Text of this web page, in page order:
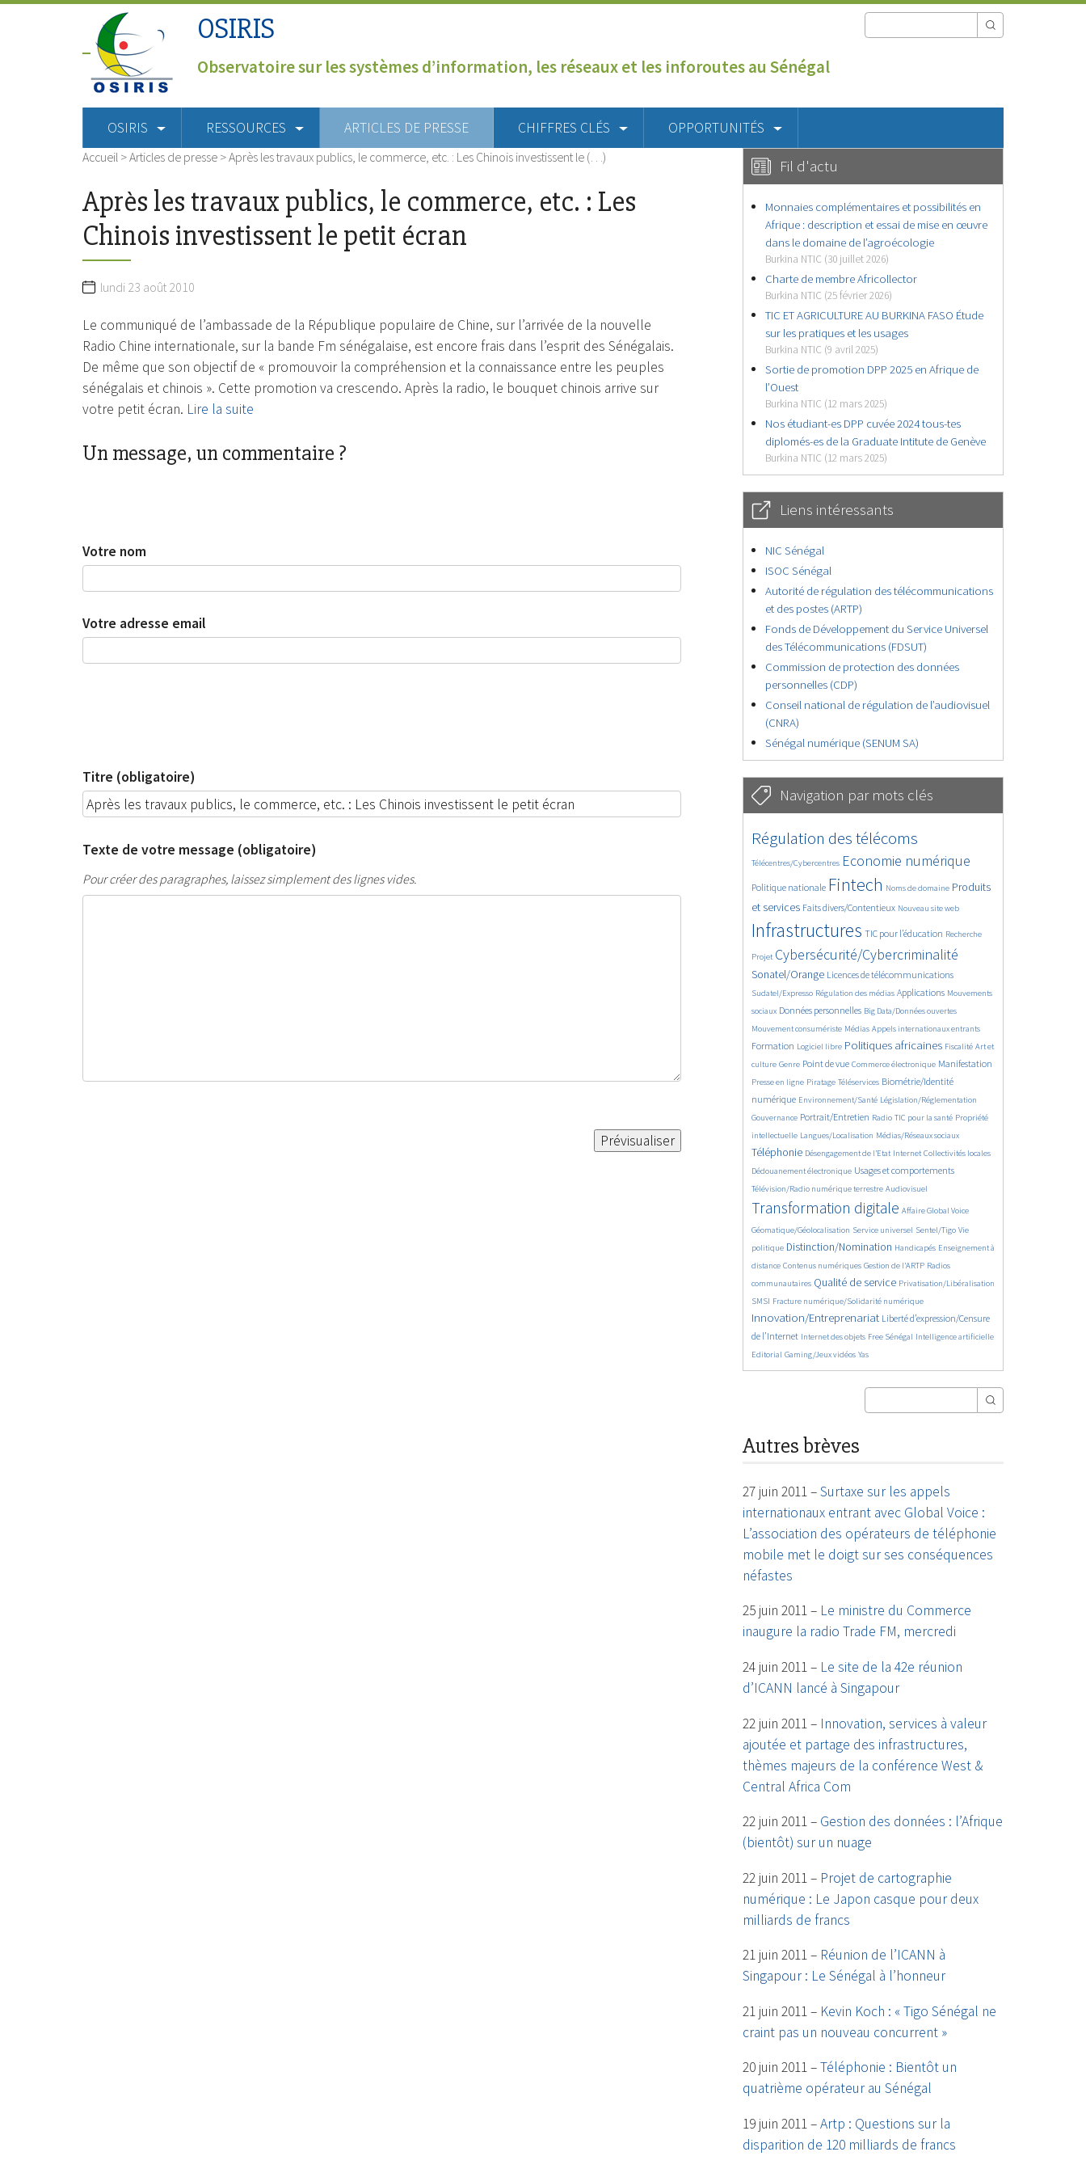
OSIRIS
Observatoire sur les systèmes d’information, les réseaux et les inforoutes au Sénégal
OSIRIS RESSOURCES ARTICLES DE PRESSE CHIFFRES CLÉS OPPORTUNITÉS
Accueil >Articles de presse >Après les travaux publics, le commerce, etc. : Les Chinois investissent le (…)
Après les travaux publics, le commerce, etc. : Les
Chinois investissent le petit écran
lundi 23 août 2010
Le communiqué de l’ambassade de la République populaire de Chine, sur l’arrivée de la nouvelle
Radio Chine internationale, sur la bande Fm sénégalaise, est encore frais dans l’esprit des Sénégalais.
De même que son objectif de « promouvoir la compréhension et la connaissance entre les peuples
sénégalais et chinois ». Cette promotion va crescendo. Après la radio, le bouquet chinois arrive sur
votre petit écran. Lire la suite
Un message, un commentaire ?
Votre nom
Votre adresse email
Titre (obligatoire)
Texte de votre message (obligatoire)
Pour créer des paragraphes, laissez simplement des lignes vides.
Fil d'actu
Monnaies complémentaires et possibilités en
Afrique : description et essai de mise en œuvre
dans le domaine de l’agroécologie
Burkina NTIC (30 juillet 2026)
Charte de membre Africollector
Burkina NTIC (25 février 2026)
TIC ET AGRICULTURE AU BURKINA FASO Étude
sur les pratiques et les usages
Burkina NTIC (9 avril 2025)
Sortie de promotion DPP 2025 en Afrique de
l’Ouest
Burkina NTIC (12 mars 2025)
Nos étudiant-es DPP cuvée 2024 tous-tes
diplomés-es de la Graduate Intitute de Genève
Burkina NTIC (12 mars 2025)
Liens intéressants
NIC Sénégal
ISOC Sénégal
Autorité de régulation des télécommunications
et des postes (ARTP)
Fonds de Développement du Service Universel
des Télécommunications (FDSUT)
Commission de protection des données
personnelles (CDP)
Conseil national de régulation de l’audiovisuel
(CNRA)
Sénégal numérique (SENUM SA)
Navigation par mots clés
4629/5557
Régulation des télécoms
362/5557
Télécentres/Cybercentres
3737/5557 Economie numérique
1862/5557
Politique nationale Fintech Noms de domaine Produits
et services
1596/5557 Faits divers/Contentieux
839/5557 Nouveau site web
5557/5557
Infrastructures
1823/5557
TIC pour l’éducation
198/5557
Recherche
247/5557
Projet
3536/5557Cybersécurité/Cybercriminalité
2303/5557
Sonatel/Orange
1611/5557 Licences de télécommunications
299/5557
Sudatel/Expresso
1015/5557 Régulation des médias
1512/5557 Applications
1103/5557
Mouvements
sociaux
1664/5557Données personnelles
146/5557 Big Data/Données ouvertes
620/5557
Mouvement consumériste
366/5557 Médias
703/5557 Appels internationaux entrants
1749/5557
Formation
94/5557 Logiciel libre
2615/5557 Politiques africaines
1103/5557 Fiscalité
175/5557
Art et
culture
647/5557
Genre
1840/5557 Point de vue
1044/5557 Commerce électronique
1575/5557 Manifestation
337/5557
Presse en ligne
129/5557 Piratage
208/5557 Téléservices
1225/5557
Biométrie/Identité
numérique
363/5557 Environnement/Santé
349/5557 Législation/Réglementation
372/5557
Gouvernance
1870/5557Portrait/Entretien
145/5557 Radio
834/5557 TIC pour la santé
290/5557
Propriété
intellectuelle
60/5557 Langues/Localisation
1136/5557 Médias/Réseaux sociaux
2247/5557
Téléphonie
199/5557 Désengagement de l’Etat
1066/5557 Internet
120/5557 Collectivités locales
418/5557
Dédouanement électronique
1328/5557 Usages et comportements
1039/5557
Télévision/Radio numérique terrestre
569/5557 Audiovisuel
4010/5557
Transformation digitale
385/5557 Affaire Global Voice
169/5557
Géomatique/Géolocalisation
325/5557 Service universel
666/5557 Sentel/Tigo
183/5557
Vie
politique
2140/5557Distinction/Nomination
34/5557 Handicapés
711/5557
Enseignement à
distance
853/5557Contenus numériques
595/5557 Gestion de l’ARTP
191/5557
Radios
communautaires
2157/5557 Qualité de service
557/5557 Privatisation/Libéralisation
136/5557
SMSI
492/5557Fracture numérique/Solidarité numérique
2787/5557
Innovation/Entreprenariat
1365/5557
Liberté d’expression/Censure
de l’Internet
50/5557 Internet des objets
174/5557 Free Sénégal
879/5557 Intelligence artificielle
202/5557
Editorial
68/5557Gaming/Jeux vidéos
28/5557 Yas
Autres brèves
27 juin 2011 –Surtaxe sur les appels
internationaux entrant avec Global Voice :
L’association des opérateurs de téléphonie
mobile met le doigt sur ses conséquences
néfastes
25 juin 2011 – Le ministre du Commerce
inaugure la radio Trade FM, mercredi
24 juin 2011 – Le site de la 42e réunion
d’ICANN lancé à Singapour
22 juin 2011 – Innovation, services à valeur
ajoutée et partage des infrastructures,
thèmes majeurs de la conférence West &
Central Africa Com
22 juin 2011 – Gestion des données : l’Afrique
(bientôt) sur un nuage
22 juin 2011 – Projet de cartographie
numérique : Le Japon casque pour deux
milliards de francs
21 juin 2011 – Réunion de l’ICANN à
Singapour : Le Sénégal à l’honneur
21 juin 2011 – Kevin Koch : « Tigo Sénégal ne
craint pas un nouveau concurrent »
20 juin 2011 –Téléphonie : Bientôt un
quatrième opérateur au Sénégal
19 juin 2011 –Artp : Questions sur la
disparition de 120 milliards de francs